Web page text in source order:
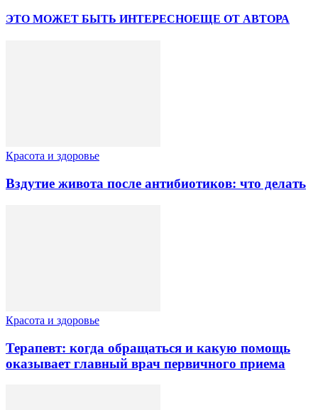
ЭТО МОЖЕТ БЫТЬ ИНТЕРЕСНОЕЩЕ ОТ АВТОРА
Красота и здоровье
Вздутие живота после антибиотиков: что делать
Красота и здоровье
Терапевт: когда обращаться и какую помощь
оказывает главный врач первичного приема